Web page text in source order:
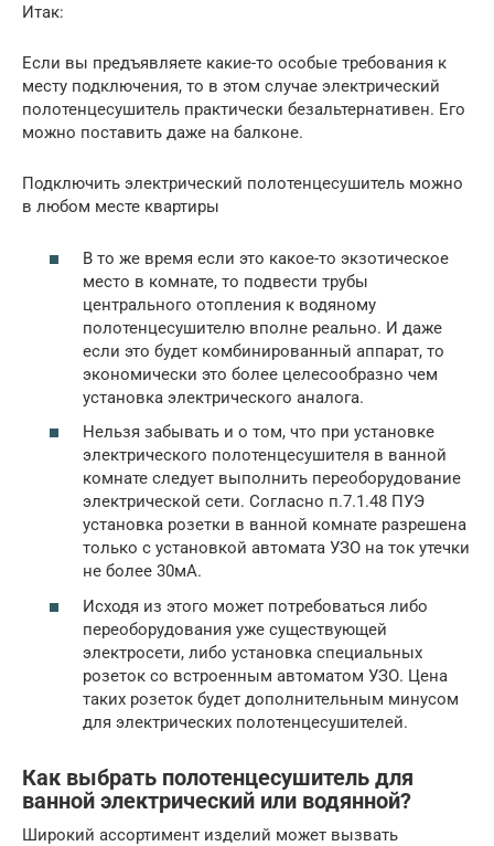
Итак:
Если вы предъявляете какие-то особые требования к
месту подключения, то в этом случае электрический
полотенцесушитель практически безальтернативен. Его
можно поставить даже на балконе.
Подключить электрический полотенцесушитель можно
в любом месте квартиры
В то же время если это какое-то экзотическое
место в комнате, то подвести трубы
центрального отопления к водяному
полотенцесушителю вполне реально. И даже
если это будет комбинированный аппарат, то
экономически это более целесообразно чем
установка электрического аналога.
Нельзя забывать и о том, что при установке
электрического полотенцесушителя в ванной
комнате следует выполнить переоборудование
электрической сети. Согласно п.7.1.48 ПУЭ
установка розетки в ванной комнате разрешена
только с установкой автомата УЗО на ток утечки
не более 30мА.
Исходя из этого может потребоваться либо
переоборудования уже существующей
электросети, либо установка специальных
розеток со встроенным автоматом УЗО. Цена
таких розеток будет дополнительным минусом
для электрических полотенцесушителей.
Как выбрать полотенцесушитель для
ванной электрический или водянной?
Широкий ассортимент изделий может вызвать